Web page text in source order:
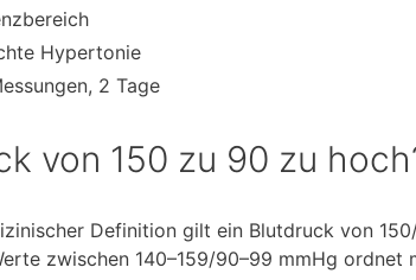
Hypertonie
2 Tage
von 150 zu 90 zu
Definition gilt ein Blutdruck von
zwischen 140–159/90–99 mmHg